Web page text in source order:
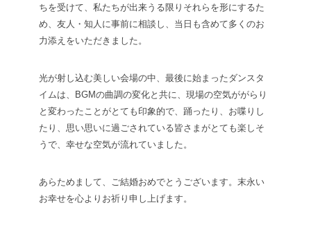
ちを受けて、私たちが出来うる限りそれらを形にするた
め、友人・知人に事前に相談し、当日も含めて多くのお
力添えをいただきました。
光が射し込む美しい会場の中、最後に始まったダンスタ
イムは、BGMの曲調の変化と共に、現場の空気ががらり
と変わったことがとても印象的で、踊ったり、お喋りし
たり、思い思いに過ごされている皆さまがとても楽しそ
うで、幸せな空気が流れていました。
あらためまして、ご結婚おめでとうございます。 末永い
お幸せを心よりお祈り申し上げます。